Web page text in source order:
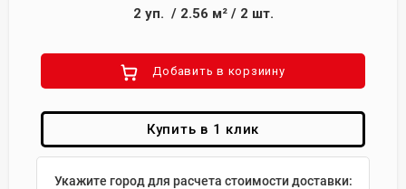
2 уп. / 2.56 м²/ 2 шт.
Добавить в корзиину
Купить в 1 клик
Укажите город для расчета стоимости доставки: